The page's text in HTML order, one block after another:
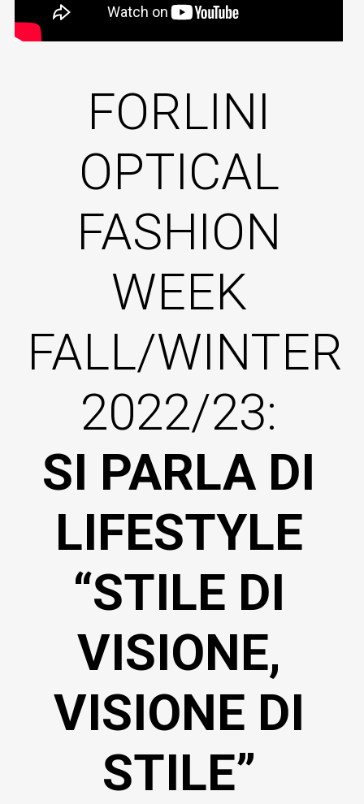
FORLINI
OPTICAL
FASHION
WEEK
FALL/WINTER
2022/23:
SI PARLA DI
LIFESTYLE
“STILE DI
VISIONE,
VISIONE DI
STILE”